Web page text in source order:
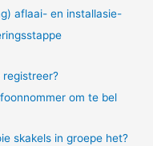
aflaai- en installasie-
registreer?
om te bel
skakels in groepe het?